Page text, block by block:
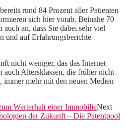
rund 84 Prozent aller Patienten
sich hier vorab. Beinahe 70
auch an, dass Sie dabei sehr viel
und auf Erfahrungsberichte
nicht weniger, das das Internet
Altersklassen, die früher nicht
immer mehr mit den neuen Medien
Werterhalt einer ImmobilieNext
der Zukunft – Die Patentpool